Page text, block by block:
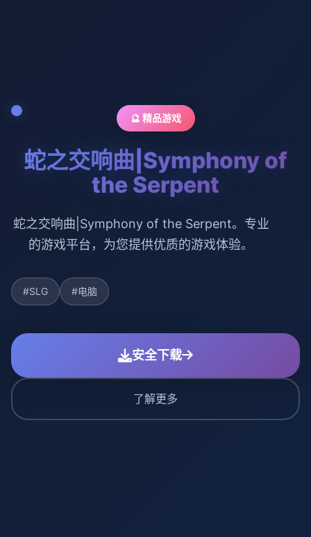
🔮 精品游戏
蛇之交响曲|Symphony of
the Serpent
蛇之交响曲|Symphony of the Serpent。专业
的游戏平台，为您提供优质的游戏体验。
#SLG #电脑
安全下载
了解更多